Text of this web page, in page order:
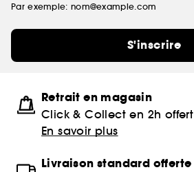
Par exemple: nom@example.com
S'inscrire
Retrait en magasin
Click & Collect en 2h offert
En savoir plus
Livraison standard offerte